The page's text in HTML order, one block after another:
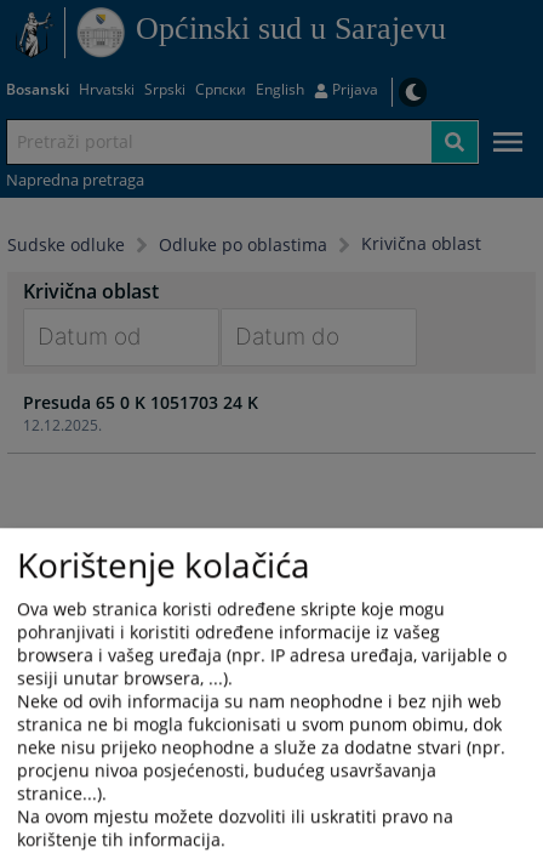
Općinski sud u Sarajevu
Bosanski Hrvatski Srpski Српски English Prijava
Napredna pretraga
Sudske odluke Odluke po oblastima Krivična oblast
Krivična oblast
forward
to
interact
calendar
and
a
date.
Press
the
question
mark
key
to
get
forward
interact
calendar
and
a
date.
Press
the
question
mark
key
to
get
12.12.2025.
Presuda 65 0 K 1051703 24 K
Korištenje kolačića
Ova web stranica koristi određene skripte koje mogu
pohranjivati i koristiti određene informacije iz vašeg
browsera i vašeg uređaja (npr. IP adresa uređaja, varijable o
sesiji unutar browsera, ...).
Neke od ovih informacija su nam neophodne i bez njih web
stranica ne bi mogla fukcionisati u svom punom obimu, dok
neke nisu prijeko neophodne a služe za dodatne stvari (npr.
procjenu nivoa posjećenosti, budućeg usavršavanja
stranice...).
Na ovom mjestu možete dozvoliti ili uskratiti pravo na
korištenje tih informacija.